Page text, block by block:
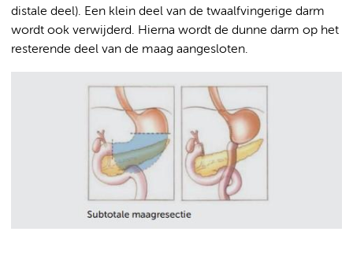
distale deel). Een klein deel van de twaalfvingerige darm
wordt ook verwijderd. Hierna wordt de dunne darm op het
resterende deel van de maag aangesloten.